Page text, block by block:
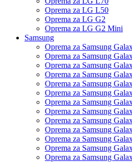
Oprema za LG L50
Oprema za LG G2
Oprema za LG G2 Mini
Samsung
Oprema za Samsung
Oprema za Samsung
Oprema za Samsung
Oprema za Samsung
Oprema za Samsung
Oprema za Samsung
Oprema za Samsung
Oprema za Samsung
Oprema za Samsung
Oprema za Samsung
Oprema za Samsung
Oprema za Samsung
Oprema za Samsung